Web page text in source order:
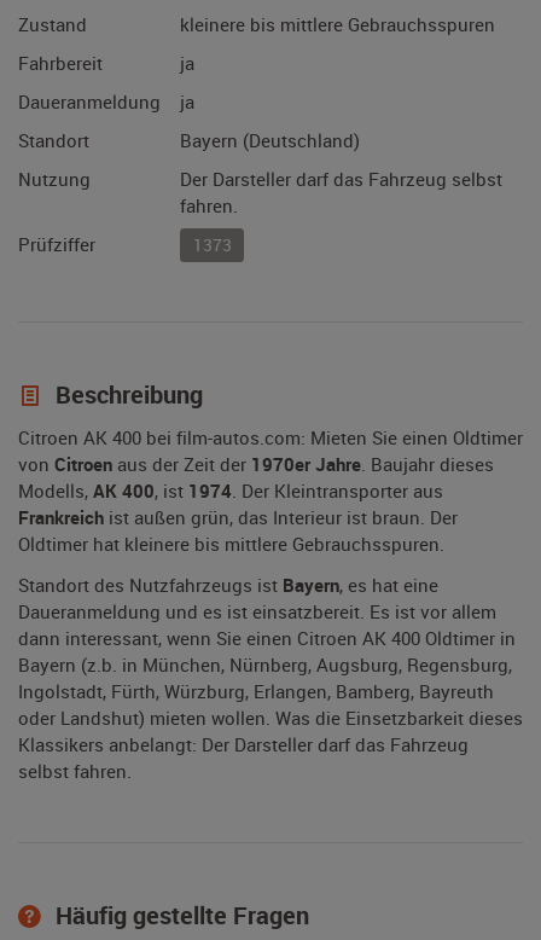
Zustand
kleinere bis mittlere Gebrauchsspuren
Fahrbereit
ja
Daueranmeldung
ja
Standort
Bayern (Deutschland)
Nutzung
Der Darsteller darf das Fahrzeug selbst
fahren.
Prüfziffer
1373
Beschreibung
Citroen AK 400 bei film-autos.com: Mieten Sie einen Oldtimer
von Citroen aus der Zeit der 1970er Jahre. Baujahr dieses
Modells, AK 400, ist 1974. Der Kleintransporter aus
Frankreich ist außen grün, das Interieur ist braun. Der
Oldtimer hat kleinere bis mittlere Gebrauchsspuren.
Standort des Nutzfahrzeugs ist Bayern, es hat eine
Daueranmeldung und es ist einsatzbereit. Es ist vor allem
dann interessant, wenn Sie einen Citroen AK 400 Oldtimer in
Bayern (z.b. in München, Nürnberg, Augsburg, Regensburg,
Ingolstadt, Fürth, Würzburg, Erlangen, Bamberg, Bayreuth
oder Landshut) mieten wollen. Was die Einsetzbarkeit dieses
Klassikers anbelangt: Der Darsteller darf das Fahrzeug
selbst fahren.
Häufig gestellte Fragen